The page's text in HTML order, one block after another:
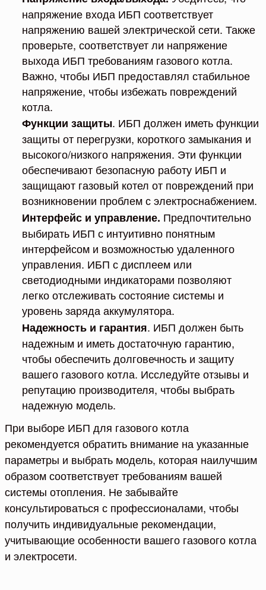
напряжение входа ИБП соответствует
напряжению вашей электрической сети. Также
проверьте, соответствует ли напряжение
выхода ИБП требованиям газового котла.
Важно, чтобы ИБП предоставлял стабильное
напряжение, чтобы избежать повреждений
котла.
Функции защиты. ИБП должен иметь функции
защиты от перегрузки, короткого замыкания и
высокого/низкого напряжения. Эти функции
обеспечивают безопасную работу ИБП и
защищают газовый котел от повреждений при
возникновении проблем с электроснабжением.
Интерфейс и управление. Предпочтительно
выбирать ИБП с интуитивно понятным
интерфейсом и возможностью удаленного
управления. ИБП с дисплеем или
светодиодными индикаторами позволяют
легко отслеживать состояние системы и
уровень заряда аккумулятора.
Надежность и гарантия. ИБП должен быть
надежным и иметь достаточную гарантию,
чтобы обеспечить долговечность и защиту
вашего газового котла. Исследуйте отзывы и
репутацию производителя, чтобы выбрать
надежную модель.
При выборе ИБП для газового котла
рекомендуется обратить внимание на указанные
параметры и выбрать модель, которая наилучшим
образом соответствует требованиям вашей
системы отопления. Не забывайте
консультироваться с профессионалами, чтобы
получить индивидуальные рекомендации,
учитывающие особенности вашего газового котла
и электросети.